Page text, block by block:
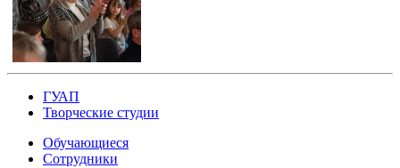
ГУАП
Творческие студии
Обучающиеся
Сотрудники